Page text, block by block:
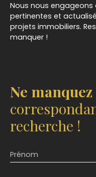
d’informations ou
ELISAVIE dès
Nous nous
pertinentes et
projets immobiliers.
manquer !
Ne
recherche !
Prénom